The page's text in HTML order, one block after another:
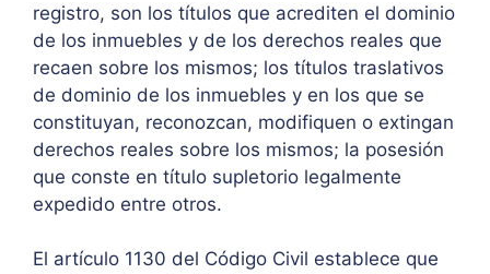
registro, son los títulos que acrediten el dominio
de los inmuebles y de los derechos reales que
recaen sobre los mismos; los títulos traslativos
de dominio de los inmuebles y en los que se
constituyan, reconozcan, modifiquen o extingan
derechos reales sobre los mismos; la posesión
que conste en título supletorio legalmente
expedido entre otros.
El artículo 1130 del Código Civil establece que